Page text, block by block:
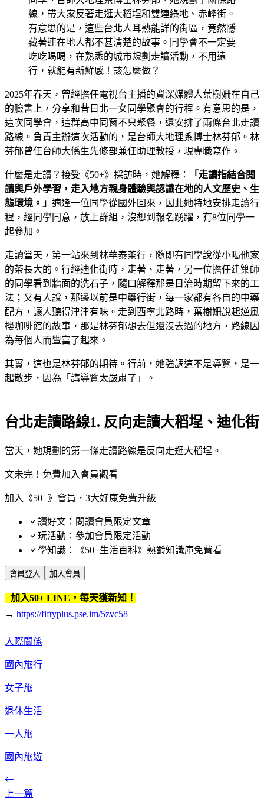
線，帶大家反著走逛大稻埕和雙連綠地、赤峰街。
有意思的是，這些台北人耳熟能詳的街區，竟然隱
藏著連在地人都不甚清楚的故事。同學會不一定要
吃吃喝喝，在熟悉的城市規劃走讀活動，不用遠
行，就能有新鮮感！該怎麼做？
2025年春天，曾經擔任電視台主播的資深媒體人葉樹姍在自己
的臉書上，分享和昔日北一女同學聚會的行程。有意思的是，
這次同學會，這群高中同窗不只聚餐，還安排了兩條台北走讀
路線。負責主辦這次活動的，是台師大地理系博士林芬郁。林
芬郁曾任台師大僑生先修部兼任助理教授，現專職寫作。
什麼是走讀？接受《50+》採訪時，她解釋：
「走讀指結合閱
讀與戶外學習，走入地方親身體驗與認識在地的人文歷史、生
態環境。」 適逢一位同學從國外回來，因此她特地安排走讀行
程，經同學同意，放上群組，沒想到報名踴躍，有8位同學一
起參加。
走讀當天，第一站來到林華泰茶行，隨即有同學說從小喝他家
的茶長大的。行經迪化街時，走著、走著，另一位擔任建築師
的同學看到牆面的洗石子，隨口解釋那是日治時期留下來的工
法；又有人說，那邊以前是中藥行街，每一家都有各自的中藥
配方，讓人聽得津津有味。走到西寧北路時，葉樹姍說起逆風
樓咖啡館的故事，那是林芬郁想去但還沒去過的地方，路線因
為每個人而豐富了起來。
其實，這也是林芬郁的期待。行前，她強調這不是導覽，是一
起散步，因為「講導覽太嚴肅了」。
台北走讀路線1. 反向走讀大稻埕、迪化街
當天，她規劃的第一條走讀路線是反向走逛大稻埕。
文未完！免費加入會員觀看
加入《50+》會員，3大好康免費升級
讀好文：閱讀會員限定文章
玩活動：參加會員限定活動
學知識：《50+生活百科》熟齡知識庫免費看
會員登入 加入會員
加入50+ LINE，每天獲新知！
→ https://fiftyplus.pse.im/5zvc58
人際關係
國內旅行
女子旅
退休生活
一人旅
國內旅遊
上一篇